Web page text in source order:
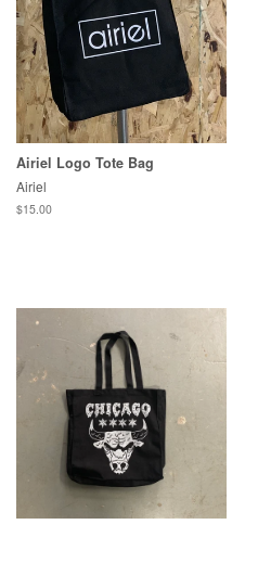
Airiel Logo Tote Bag
Airiel
Normaler
$15.00